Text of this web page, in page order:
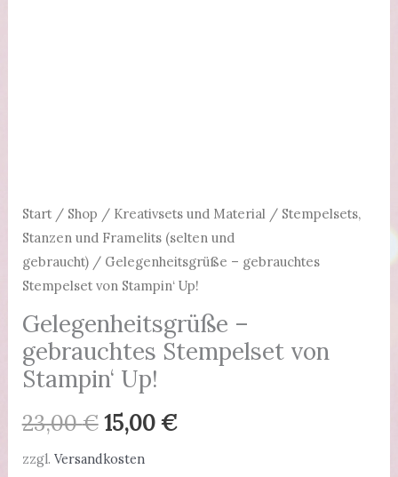
Start/ Shop / Kreativsets und Material / Stempelsets,
Stanzen und Framelits (selten und
gebraucht)/ Gelegenheitsgrüße – gebrauchtes
Stempelset von Stampin‘ Up!
Gelegenheitsgrüße –
gebrauchtes Stempelset von
Stampin‘ Up!
23,00€ Ursprünglicher
Preis
15,00€Aktueller
zzgl. Versandkosten